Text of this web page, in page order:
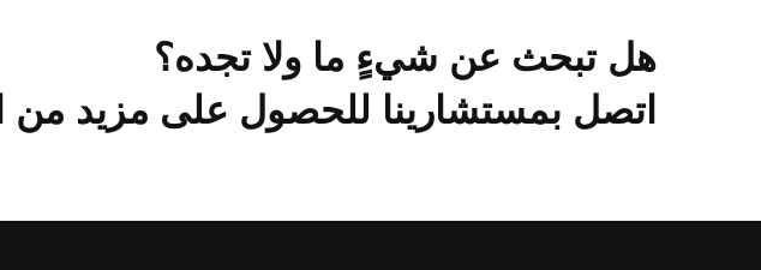
هل تبحث عن شيءٍ ما ولا تجده؟
اتصل بمستشارينا للحصول على مزيد من